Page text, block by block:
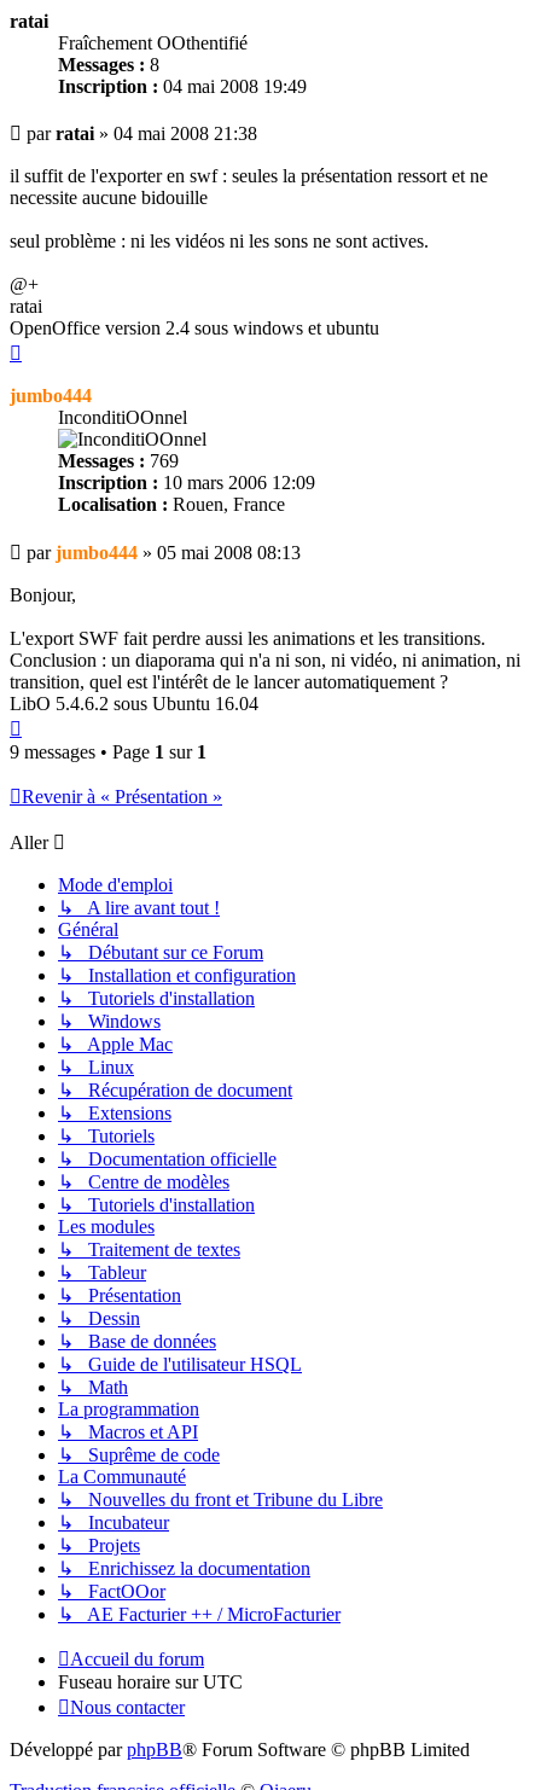
ratai
Fraîchement OOthentifié
Messages : 8
Inscription : 04 mai 2008 19:49
Message
parratai » 04 mai 2008 21:38
il suffit de l'exporter en swf : seules la présentation ressort et ne
necessite aucune bidouille
seul problème : ni les vidéos ni les sons ne sont actives.
@+
ratai
OpenOffice version 2.4 sous windows et ubuntu
jumbo444
InconditiOOnnel
Messages : 769
Inscription : 10 mars 2006 12:09
Localisation : Rouen, France
Message
parjumbo444 » 05 mai 2008 08:13
Bonjour,
L'export SWF fait perdre aussi les animations et les transitions.
Conclusion : un diaporama qui n'a ni son, ni vidéo, ni animation, ni
transition, quel est l'intérêt de le lancer automatiquement ?
LibO 5.4.6.2 sous Ubuntu 16.04
9 messages • Page 1 sur 1
Revenir à « Présentation »
Aller
Mode d'emploi
↳ A lire avant tout !
Général
↳ Débutant sur ce Forum
↳ Installation et configuration
↳ Tutoriels d'installation
↳ Windows
↳ Apple Mac
↳ Linux
↳ Récupération de document
↳ Extensions
↳ Tutoriels
↳ Documentation officielle
↳ Centre de modèles
↳ Tutoriels d'installation
Les modules
↳ Traitement de textes
↳ Tableur
↳ Présentation
↳ Dessin
↳ Base de données
↳ Guide de l'utilisateur HSQL
↳ Math
La programmation
↳ Macros et API
↳ Suprême de code
La Communauté
↳ Nouvelles du front et Tribune du Libre
↳ Incubateur
↳ Projets
↳ Enrichissez la documentation
↳ FactOOor
↳ AE Facturier ++ / MicroFacturier
Accueil du forum
Fuseau horaire surUTC
Nous contacter
Développé parphpBB® Forum Software © phpBB Limited